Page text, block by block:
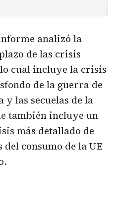
analizó la
de las crisis
lo cual incluye la crisis
de la guerra de
las secuelas de la
también incluye un
más detallado de
consumo de la UE